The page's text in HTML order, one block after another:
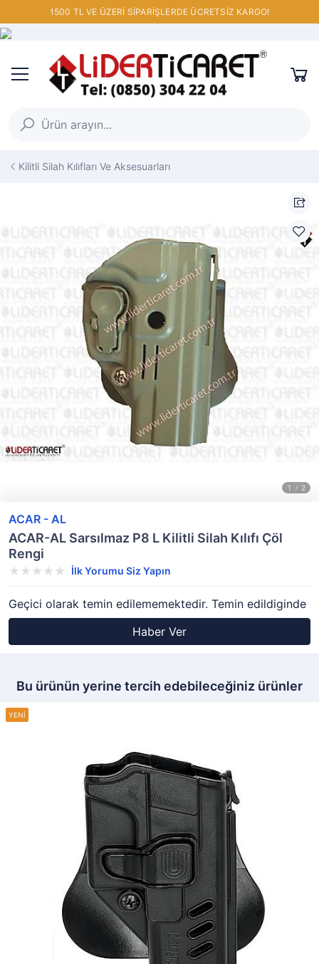
1500 TL VE ÜZERİ SİPARİŞLERDE ÜCRETSİZ KARGO!
Kilitli Silah Kılıfları Ve Aksesuarları
ACAR - AL
ACAR-AL Sarsılmaz P8 L Kilitli Silah Kılıfı Çöl
Rengi
İlk Yorumu Siz Yapın
Geçici olarak temin edilememektedir. Temin edildiginde
Haber Ver
Bu ürünün yerine tercih edebileceğiniz ürünler